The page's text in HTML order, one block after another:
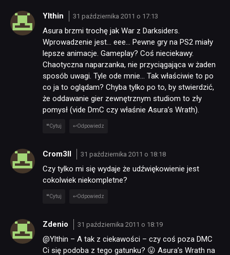
Ylthin 31 października 2011 o 17:13
Asura brzmi trochę jak War z Darksiders.
Wprowadzenie jest… eee… Pewne gry na PS2 miały
lepsze animacje. Gameplay? Coś nieciekawy.
Chaotyczna naparzanka, nie przyciągająca w żaden
sposób uwagi. Tyle ode mnie… Tak właściwie to po
co ja to oglądam? Chyba tylko po to, by stwierdzić,
że oddawanie gier zewnętrznym studiom to zły
pomysł (vide DmC czy właśnie Asura’s Wrath).
Cytuj Odpowiedz
Crom3ll 31 października 2011 o 18:18
Czy tylko mi się wydaje że udźwiękowienie jest
cokolwiek niekompletne?
Cytuj Odpowiedz
Zdenio 31 października 2011 o 18:19
@Ylthin – A tak z ciekawości – czy coś poza DMC
Ci się podoba z tego gatunku? 😛 Asura’s Wrath na